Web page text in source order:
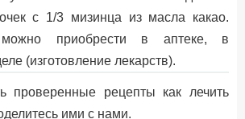
с 1/3 мизинца из масла какао.
приобрести в аптеке, в
(изготовление лекарств).
проверенные рецепты как лечить
ими с нами.